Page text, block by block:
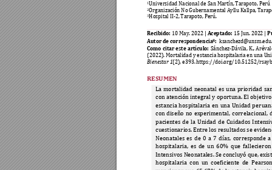
1Universidad Nacional de San Martín, Tarapoto, Perú
2Organización No Gubernamental Ayllu Kallpa,
3Hospital II-2, Tarapoto, Perú.
Recibido: 10 May. 2022 | Aceptado: 15 Jun. 2022 |
Autor de correspondencia*: ksanchezd@unsm.edu.
Como citar este artículo: Sánchez-Dávila, K.,
(2022). Mortalidad y estancia hospitalaria en una
Bienestar 1(2), e393. https://doi.org/10.51252/
RESUMEN
La mortalidad neonatal es una prioridad sa
con atención integral y oportuna. El obj
estancia hospitalaria en una Unidad pe
con diseño no experimental, correlacional,
pacientes de la Unidad de Cuidados
cuestionarios. Entre los resultados se
Neonatales es de 0 a 7 días, corresponde a
hospitalaria, es de un 60% que fallecie
Intensivos Neonatales. Se concluyó que,
hospitalaria con un coeficiente de